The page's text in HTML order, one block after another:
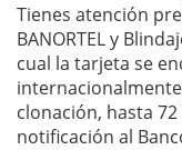
Tienes atención
BANORTEL y
cual la tarjeta se
clonación, hasta
notificación al